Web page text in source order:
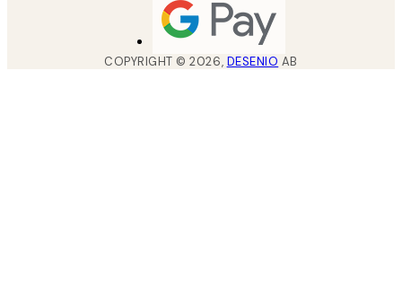
COPYRIGHT ©2026, DESENIO AB